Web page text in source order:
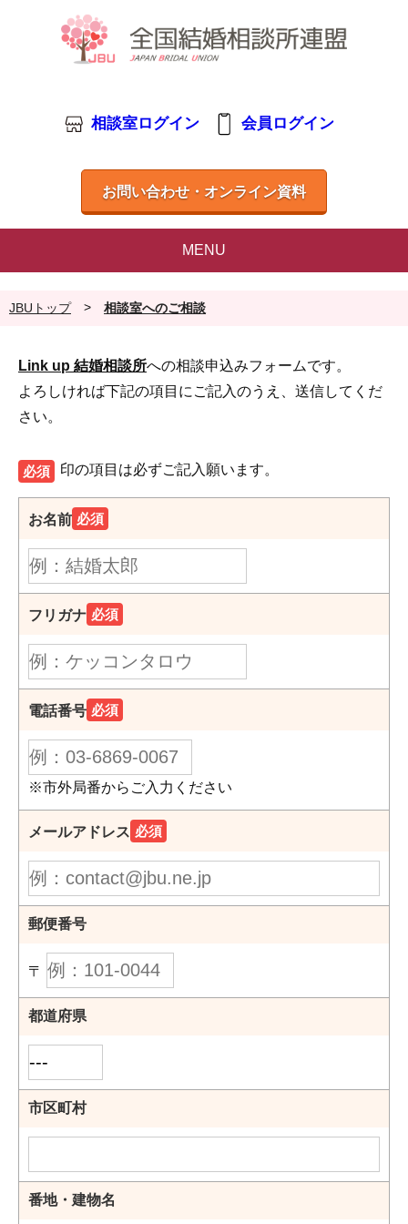
相談室ログイン 会員ログイン
お問い合わせ・オンライン資料
MENU
JBUトップ > 相談室へのご相談
Link up 結婚相談所への相談申込みフォームです。
よろしければ下記の項目にご記入のうえ、送信してくだ
さい。
必須 印の項目は必ずご記入願います。
お名前 必須
フリガナ 必須
電話番号 必須
※市外局番からご入力ください
メールアドレス 必須
郵便番号
〒
都道府県
市区町村
番地・建物名